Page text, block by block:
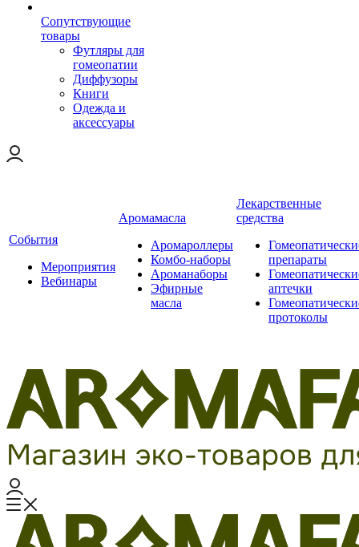
Сопутствующие
товары
Футляры для
гомеопатии
Диффузоры
Книги
Одежда и
аксессуары
События
Мероприятия
Вебинары
Аромамасла
Аромароллеры
Комбо-наборы
Ароманаборы
Эфирные
масла
Лекарственные
средства
препараты
аптечки
протоколы